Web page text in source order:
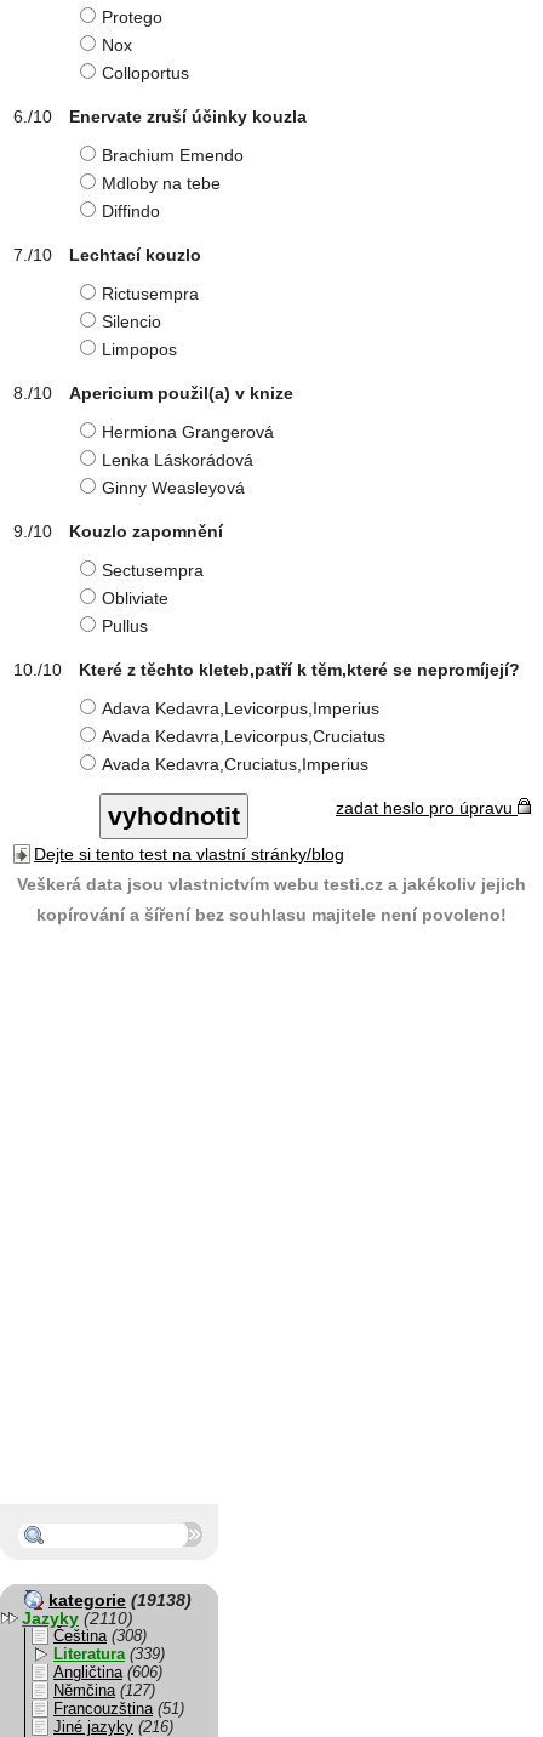
Protego
Nox
Colloportus
Enervate zruší účinky kouzla
Brachium Emendo
Mdloby na tebe
Diffindo
Lechtací kouzlo
Rictusempra
Silencio
Limpopos
Apericium použil(a) v knize
Hermiona Grangerová
Lenka Láskorádová
Ginny Weasleyová
Kouzlo zapomnění
Sectusempra
Obliviate
Pullus
Které z těchto kleteb,patří k těm,které se nepromíjejí?
Adava Kedavra,Levicorpus,Imperius
Avada Kedavra,Levicorpus,Cruciatus
Avada Kedavra,Cruciatus,Imperius
zadat heslo pro úpravu
Dejte si tento test na vlastní stránky/blog
Veškerá data jsou vlastnictvím webu testi.cz a jakékoliv jejich
kopírování a šíření bez souhlasu majitele není povoleno!
kategorie (19138)
Jazyky (2110)
Čeština (308)
Literatura (339)
Angličtina (606)
Němčina (127)
Francouzština (51)
Jiné jazyky (216)